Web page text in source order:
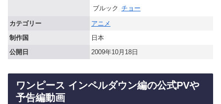
ブルック チョー
カテゴリー
アニメ
制作国
日本
公開日
2009年10月18日
ワンピース インペルダウン編の公式PVや
予告編動画